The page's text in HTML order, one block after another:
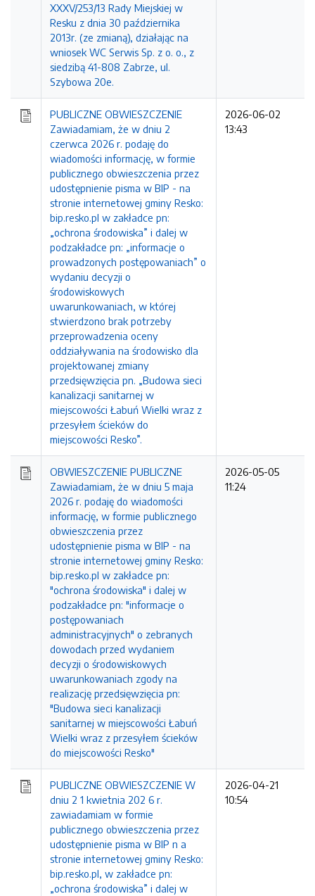
XXXV/253/13 Rady Miejskiej w
Resku z dnia 30 października
2013r. (ze zmianą), działając na
wniosek WC Serwis Sp. z o. o., z
siedzibą 41-808 Zabrze, ul.
Szybowa 20e.
PUBLICZNE OBWIESZCZENIE
Zawiadamiam, że w dniu 2
czerwca 2026 r. podaję do
wiadomości informację, w formie
publicznego obwieszczenia przez
udostępnienie pisma w BIP - na
stronie internetowej gminy Resko:
bip.resko.pl w zakładce pn:
„ochrona środowiska” i dalej w
podzakładce pn: „informacje o
prowadzonych postępowaniach” o
wydaniu decyzji o
środowiskowych
uwarunkowaniach, w której
stwierdzono brak potrzeby
przeprowadzenia oceny
oddziaływania na środowisko dla
projektowanej zmiany
przedsięwzięcia pn. „Budowa sieci
kanalizacji sanitarnej w
miejscowości Łabuń Wielki wraz z
przesyłem ścieków do
miejscowości Resko”.
2026-06-02
13:43
OBWIESZCZENIE PUBLICZNE
Zawiadamiam, że w dniu 5 maja
2026 r. podaję do wiadomości
informację, w formie publicznego
obwieszczenia przez
udostępnienie pisma w BIP - na
stronie internetowej gminy Resko:
bip.resko.pl w zakładce pn:
"ochrona środowiska" i dalej w
podzakładce pn: "informacje o
postępowaniach
administracyjnych" o zebranych
dowodach przed wydaniem
decyzji o środowiskowych
uwarunkowaniach zgody na
realizację przedsięwzięcia pn:
"Budowa sieci kanalizacji
sanitarnej w miejscowości Łabuń
Wielki wraz z przesyłem ścieków
do miejscowości Resko"
2026-05-05
11:24
PUBLICZNE OBWIESZCZENIE W
dniu 2 1 kwietnia 202 6 r.
zawiadamiam w formie
publicznego obwieszczenia przez
udostępnienie pisma w BIP n a
stronie internetowej gminy Resko:
bip.resko.pl, w zakładce pn:
„ochrona środowiska” i dalej w
2026-04-21
10:54